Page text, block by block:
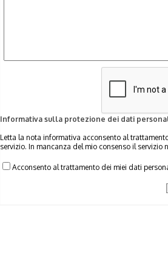
Informativa sulla protezione dei dati
Letta la nota informativa acconsento al
servizio. In mancanza del mio consenso il servizio
Acconsento al trattamento dei miei dati